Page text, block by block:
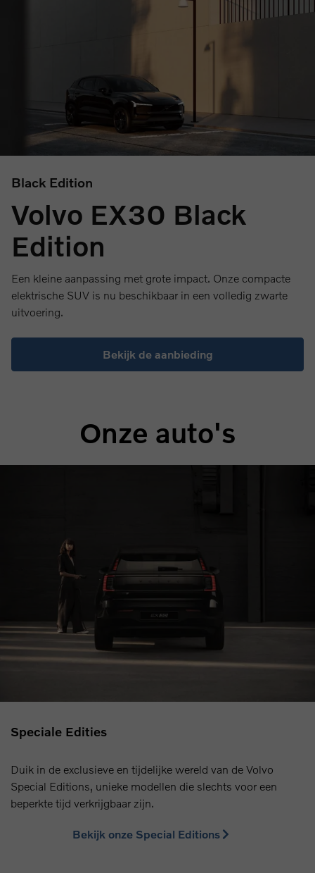
Black Edition
Volvo EX30 Black
Edition
Een kleine aanpassing met grote impact. Onze compacte
elektrische SUV is nu beschikbaar in een volledig zwarte
uitvoering.
Bekijk de aanbieding
Onze auto's
Speciale Edities
Duik in de exclusieve en tijdelijke wereld van de Volvo
Special Editions, unieke modellen die slechts voor een
beperkte tijd verkrijgbaar zijn.
Bekijk onze Special Editions